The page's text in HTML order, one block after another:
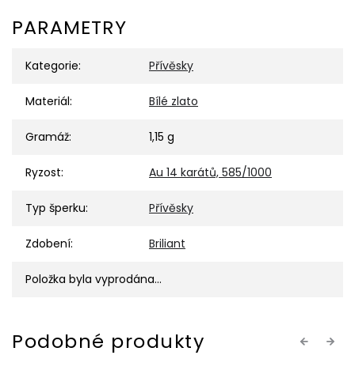
PARAMETRY
Kategorie: Přívěsky
Materiál: Bílé zlato
Gramáž: 1,15 g
Ryzost: Au 14 karátů, 585/1000
Typ šperku: Přívěsky
Zdobení: Briliant
Položka byla vyprodána…
Previous
Next